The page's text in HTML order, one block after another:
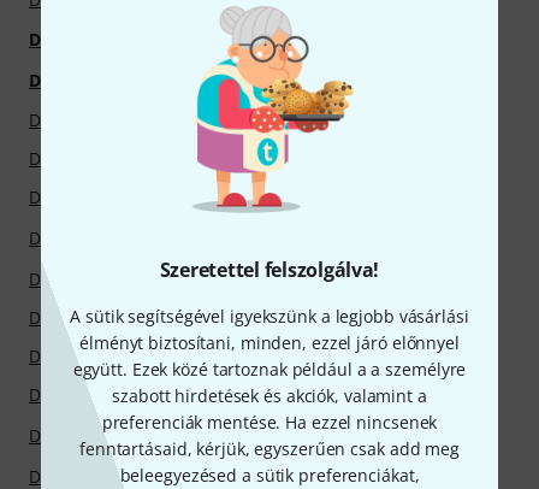
Szeretettel felszolgálva!
A sütik segítségével igyekszünk a legjobb vásárlási
élményt biztosítani, minden, ezzel járó előnnyel
együtt. Ezek közé tartoznak például a a személyre
szabott hirdetések és akciók, valamint a
preferenciák mentése. Ha ezzel nincsenek
fenntartásaid, kérjük, egyszerűen csak add meg
beleegyezésed a sütik preferenciákat,
Doepfer
Dogal
Dolfinos
Don't Fret
Dörfler
Dotzauer
Doughty
Dover Publications
Dowani
DPA
DR Customs
Dr. J. Butz Musikverlag
Dr. Liston's
Dr. Thomas Joos
Dr. Tillwich
Dr.Ducks
Dr.Suzuki
Dragao
Dragonfly Percussion
Draka
Drawmer
Dreadbox
Dreamtonics